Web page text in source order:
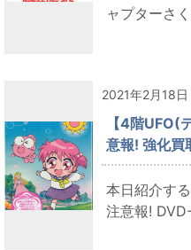
ャプターさ
2021年2月18日
【4階UFO(
意報! 強化買
本日紹介す
注意報!